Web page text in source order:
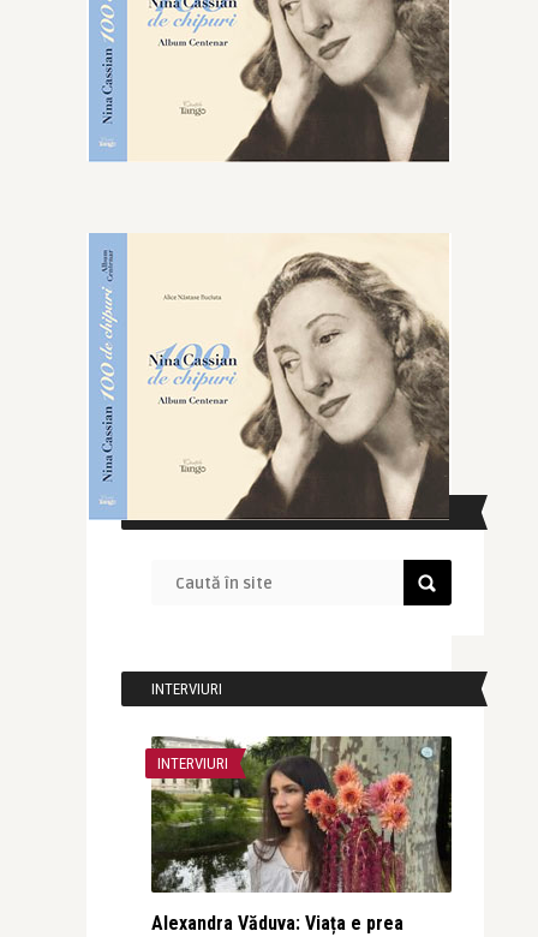
CAUTĂ ÎN SITE
INTERVIURI
INTERVIURI
Alexandra Văduva: Viața e prea